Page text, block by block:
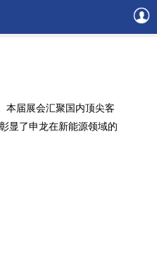
本届展会汇聚国内顶尖客
显了申龙在新能源领域的